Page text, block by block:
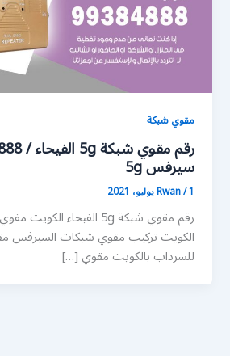
مقوي شبكة
سيرفس 5g
Rwan/1 يوليو، 2021
الكويت تركيب مقوي شبكات السيرفس
للسرداب بالكويت مقوي […]